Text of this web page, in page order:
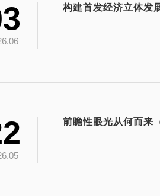
构建首发经济立体发
前瞻性眼光从何而来